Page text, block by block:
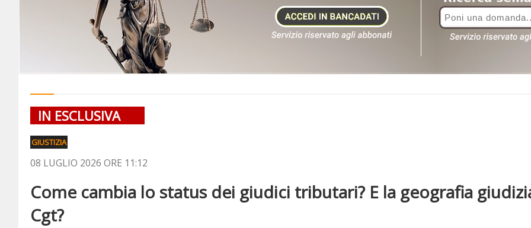
IN ESCLUSIVA
GIUSTIZIA
08 LUGLIO 2026 ORE 11:12
Come cambia lo status dei giudici tributari? E la geografia
Cgt?